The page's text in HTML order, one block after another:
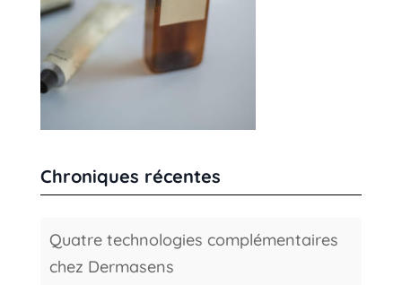
Chroniques récentes
Quatre technologies complémentaires
chez Dermasens